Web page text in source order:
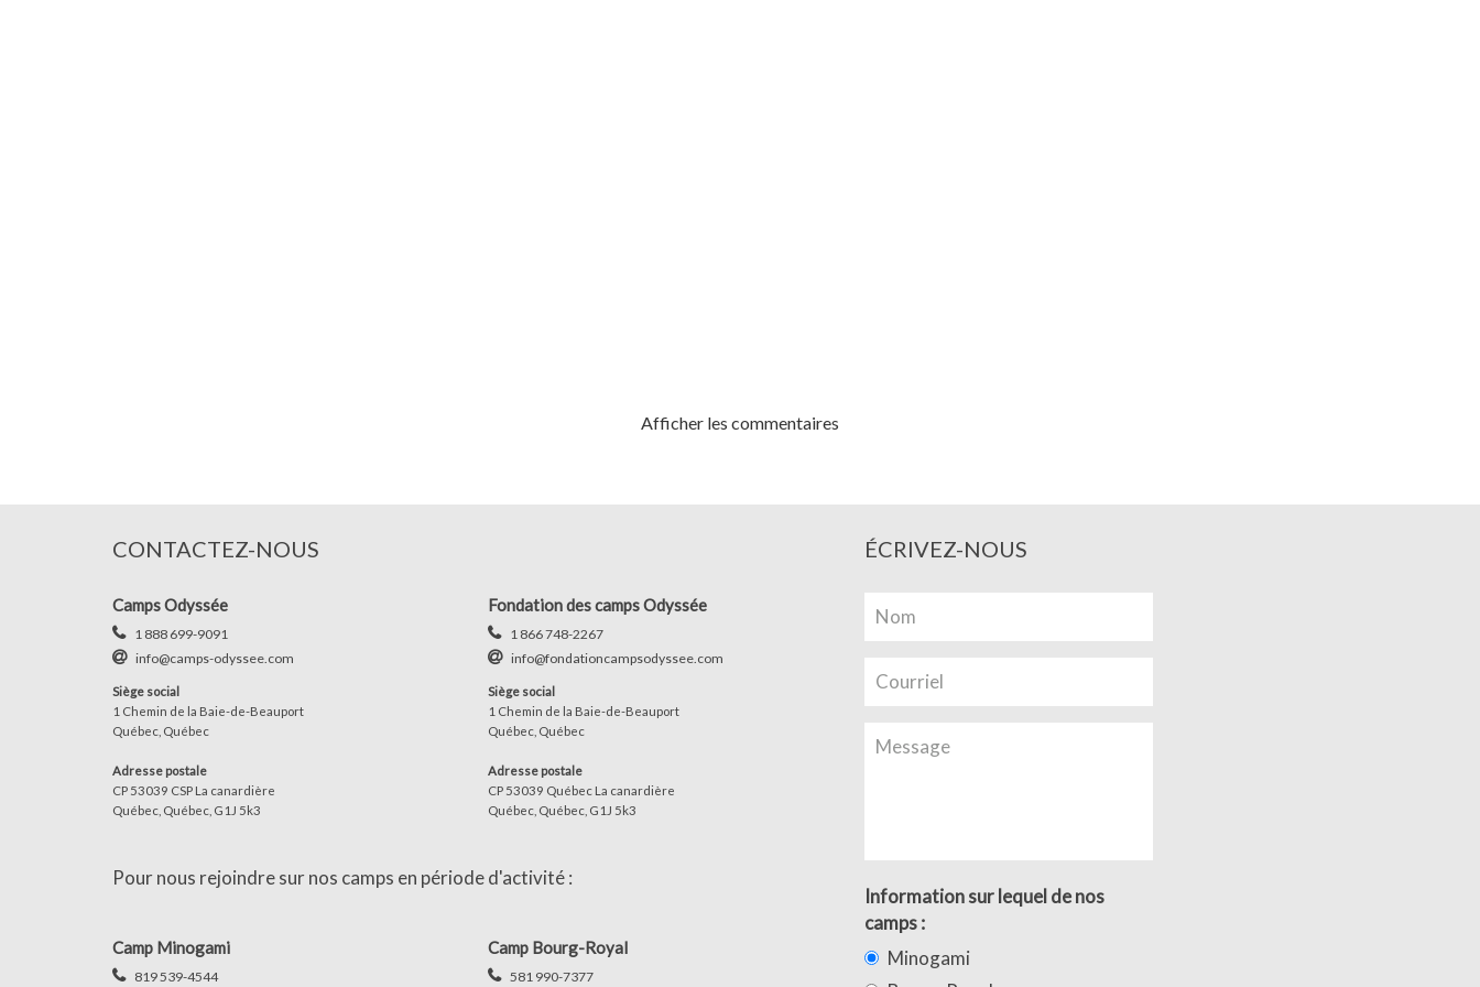
Afficher les commentaires
CONTACTEZ-NOUS
Camps Odyssée
1 888 699-9091
info@camps-odyssee.com
Siège social
1 Chemin de la Baie-de-Beauport
Québec, Québec
Adresse postale
CP 53039 CSP La canardière
Québec, Québec, G1J 5k3
Fondation des camps Odyssée
1 866 748-2267
info@fondationcampsodyssee.com
Siège social
1 Chemin de la Baie-de-Beauport
Québec, Québec
Adresse postale
CP 53039 Québec La canardière
Québec, Québec, G1J 5k3
Pour nous rejoindre sur nos camps en période d'activité :
Camp Minogami
819 539-4544
Camp Bourg-Royal
581 990-7377
ÉCRIVEZ-NOUS
Information sur lequel de nos
camps :
Minogami